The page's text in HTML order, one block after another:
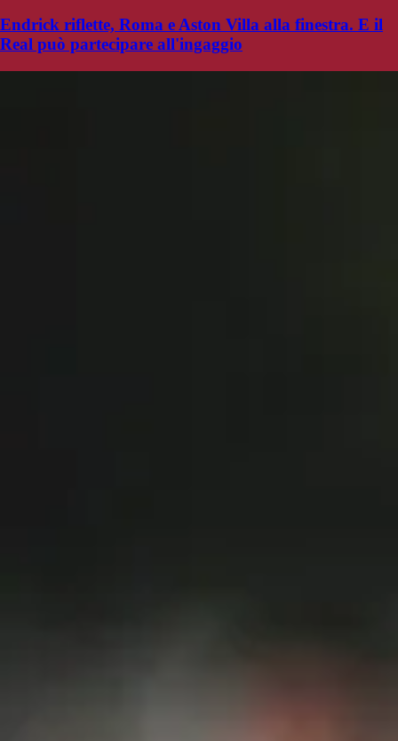
Endrick riflette, Roma e Aston Villa alla finestra. E il
Real può partecipare all'ingaggio